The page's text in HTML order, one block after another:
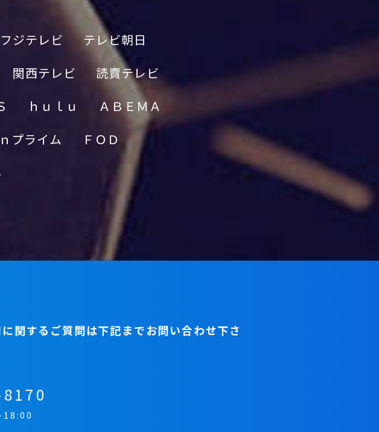
フジテレビ
テレビ朝日
関西テレビ
読賣テレビ
ｈｕｌｕ
ＡＢＥＭＡ
プライム ＦＯＤ
関するご質問は下記までお問い合わせ下さ